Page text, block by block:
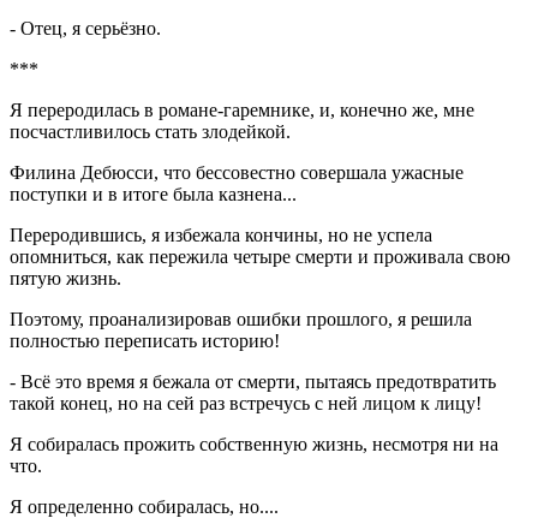
- Отец, я серьёзно.
***
Я переродилась в романе-гаремнике, и, конечно же, мне
посчастливилось стать злодейкой.
Филина Дебюсси, что бессовестно совершала ужасные
поступки и в итоге была казнена...
Переродившись, я избежала кончины, но не успела
опомниться, как пережила четыре смерти и проживала свою
пятую жизнь.
Поэтому, проанализировав ошибки прошлого, я решила
полностью переписать историю!
- Всё это время я бежала от смерти, пытаясь предотвратить
такой конец, но на сей раз встречусь с ней лицом к лицу!
Я собиралась прожить собственную жизнь, несмотря ни на
что.
Я определенно собиралась, но....